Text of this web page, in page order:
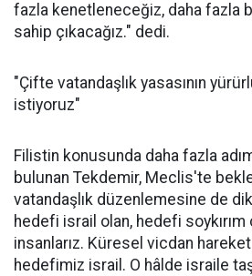
fazla kenetleneceğiz, daha fazla
sahip çıkacağız." dedi.
"Çifte vatandaşlık yasasının
istiyoruz"
Filistin konusunda daha fazla
bulunan Tekdemir, Meclis'te
vatandaşlık düzenlemesine de
hedefi israil olan, hedefi
insanlarız. Küresel vicdan
hedefimiz israil. O hâlde israile